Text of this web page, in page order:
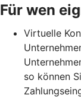
Für wen
Virtuelle
so können